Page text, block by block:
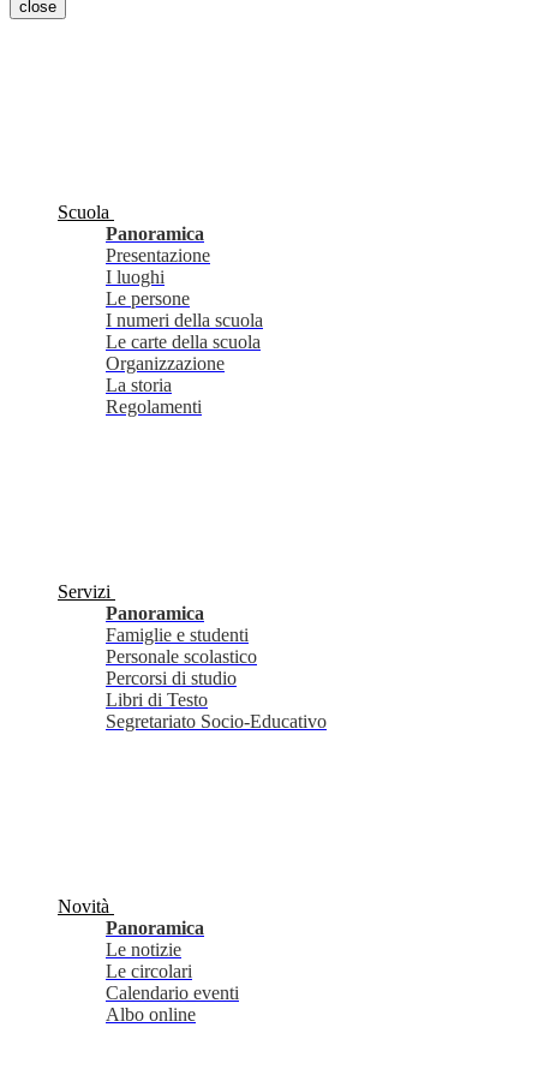
close
Scuola
Panoramica
Presentazione
I luoghi
Le persone
I numeri della scuola
Le carte della scuola
Organizzazione
La storia
Regolamenti
Servizi
Panoramica
Famiglie e studenti
Personale scolastico
Percorsi di studio
Libri di Testo
Segretariato Socio-Educativo
Novità
Panoramica
Le notizie
Le circolari
Calendario eventi
Albo online